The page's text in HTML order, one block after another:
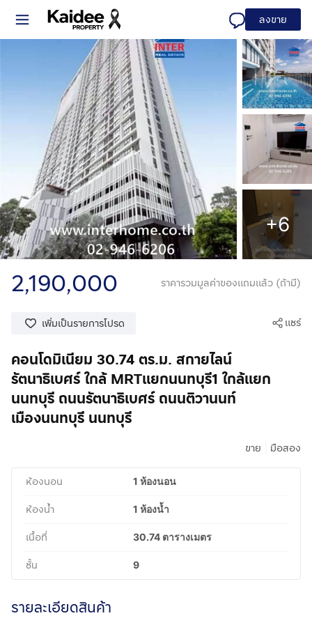
ลงขาย
+6
2,190,000 ราคารวมมูลค่าของแถมแล้ว (ถ้ามี)
เพิ่มเป็นรายการโปรด แชร์
คอนโดมิเนียม 30.74 ตร.ม. สกายไลน์
รัตนาธิเบศร์ ใกล้ MRTแยกนนทบุรี1 ใกล้แยก
นนทบุรี ถนนรัตนาธิเบศร์ ถนนติวานนท์
เมืองนนทบุรี นนทบุรี
ขาย มือสอง
ห้องนอน 1 ห้องนอน
ห้องน้ำ 1 ห้องน้ำ
เนื้อที่ 30.74 ตารางเมตร
ชั้น 9
รายละเอียดสินค้า